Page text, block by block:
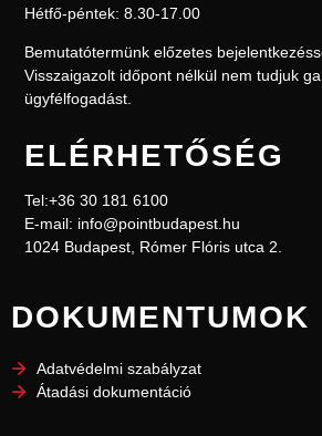
Hétfő-péntek: 8.30-17.00
Bemutatótermünk előzetes
Visszaigazolt időpont nélkül nemtudjuk
ügyfélfogadást.
ELÉRHETŐSÉG
Tel:+36 30 181 6100
E-mail: info@pointbudapest.hu
1024 Budapest, Rómer Flóris utca 2.
DOKUMENTUMOK
Adatvédelmi szabályzat
Átadási dokumentáció